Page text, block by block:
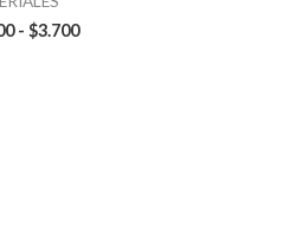
- $3.700